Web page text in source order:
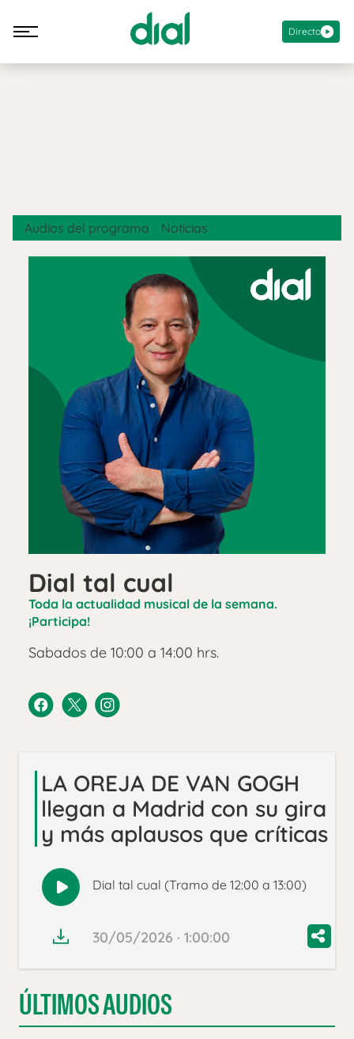
Directo
Dial tal cual
Toda la actualidad musical de la semana.
¡Participa!
Sabados de 10:00 a 14:00 hrs.
Audios del programa Noticias
LA OREJA DE VAN GOGH
llegan a Madrid con su gira
y más aplausos que críticas
Reproducir
audio
Dial tal cual (Tramo de 12:00 a 13:00)
30/05/2026 · 1:00:00
ÚLTIMOS AUDIOS